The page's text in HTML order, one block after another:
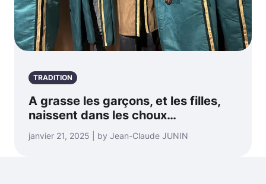
TRADITION
A grasse les garçons, et les filles,
naissent dans les choux…
janvier 21, 2025 | by Jean-Claude JUNIN